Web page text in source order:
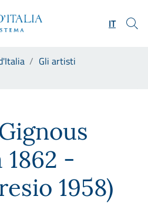
IT
Gli artisti
-
1958)